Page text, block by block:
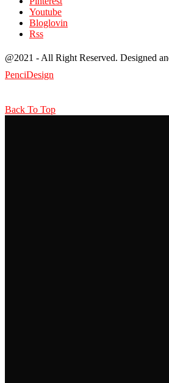
Youtube
Bloglovin
Rss
@2021 - All Right Reserved. Designed
PenciDesign
Back To Top